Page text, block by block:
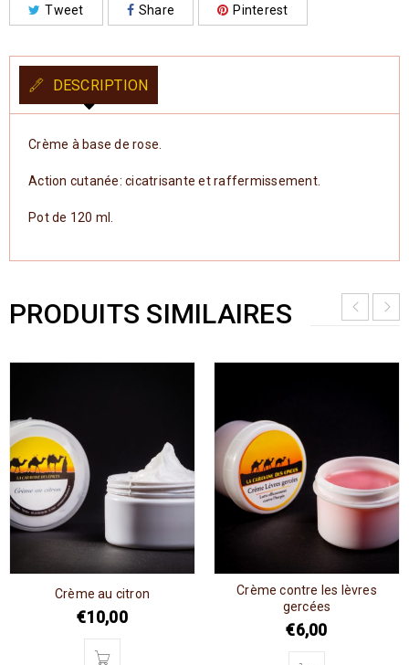
Tweet Share Pinterest
DESCRIPTION
Crème à base de rose.
Action cutanée: cicatrisante et raffermissement.
Pot de 120 ml.
PRODUITS SIMILAIRES
Crème au citron
€10,00
Crème contre les lèvres
gercées
€6,00